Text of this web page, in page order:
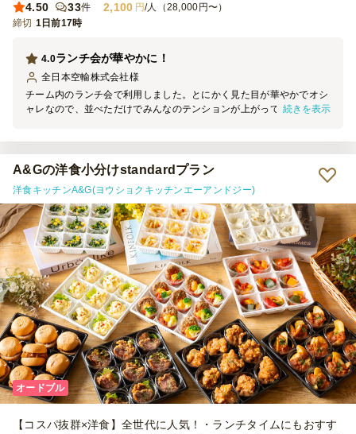
4.50
33件 2,100 円/人（28,000円〜）
締切 1日前17時
ランチ会が華やかに！
4.0
全日本空輸株式会社様
チーム内のランチ会で利用しました。とにかく見た目が華やかでオシ
ャレなので、並べただけでみんなのテンションが上がっていました。
プ)は美味しいと好評でした！ 小分けテーブルでの座食で取り分けに
少し手間取ったので、個食のセットがプランとして選択できるとさら
続きを表示
A&Gの洋食小分けstandardプラン
洋食キッチンA&G(ヨウショクキッチンエーアンドジー)
オードブル
【コスパ抜群×洋食】全世代に人気！・ランチタイムにもおすす